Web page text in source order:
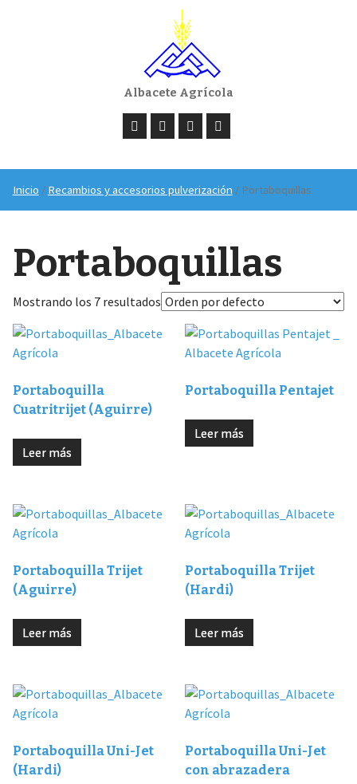
Albacete Agrícola
Inicio / Recambios y accesorios pulverización / Portaboquillas
Portaboquillas
Mostrando los 7 resultados
Portaboquilla
Cuatritrijet (Aguirre)
Leer más
Portaboquilla Pentajet
Leer más
Portaboquilla Trijet
(Aguirre)
Leer más
Portaboquilla Trijet
(Hardi)
Leer más
Portaboquilla Uni-Jet
(Hardi)
Portaboquilla Uni-Jet
con abrazadera